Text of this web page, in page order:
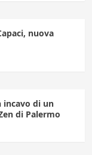
nuova
incavo di un
di Palermo